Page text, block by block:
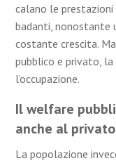
calano le
badanti, nonostante
costante crescita.
pubblico e privato,
l’occupazione.
Il welfare
anche al privato
La popolazione